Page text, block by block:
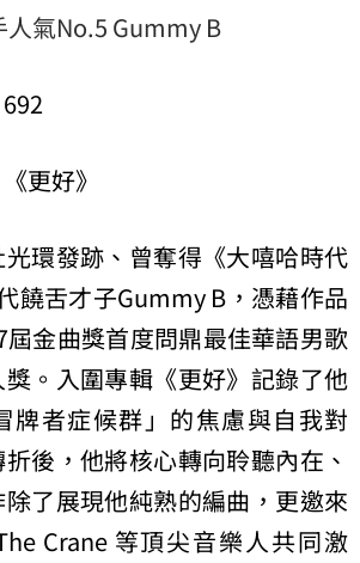
氣No.5 Gummy B
更好》
環發跡、曾奪得《大嘻哈時代
饒舌才子Gummy B，憑藉作品
屆金曲獎首度問鼎最佳華語男歌
。入圍專輯《更好》記錄了他
牌者症候群」的焦慮與自我對
後，他將核心轉向聆聽內在、
了展現他純熟的編曲，更邀來
Crane 等頂尖音樂人共同激